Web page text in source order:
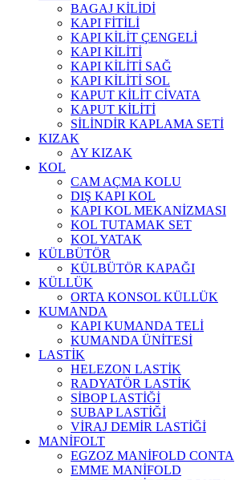
BAGAJ KİLİDİ
KAPI FİTİLİ
KAPI KİLİT ÇENGELİ
KAPI KİLİTİ
KAPI KİLİTİ SAĞ
KAPI KİLİTİ SOL
KAPUT KİLİT CİVATA
KAPUT KİLİTİ
SİLİNDİR KAPLAMA SETİ
KIZAK
AY KIZAK
KOL
CAM AÇMA KOLU
DIŞ KAPI KOL
KAPI KOL MEKANİZMASI
KOL TUTAMAK SET
KOL YATAK
KÜLBÜTÖR
KÜLBÜTÖR KAPAĞI
KÜLLÜK
ORTA KONSOL KÜLLÜK
KUMANDA
KAPI KUMANDA TELİ
KUMANDA ÜNİTESİ
LASTİK
HELEZON LASTİK
RADYATÖR LASTİK
SİBOP LASTİĞİ
SUBAP LASTİĞİ
VİRAJ DEMİR LASTİĞİ
MANİFOLT
EGZOZ MANİFOLD CONTA
EMME MANİFOLD